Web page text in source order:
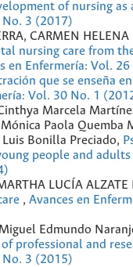
of nursing as
No. 3 (2017)
CARMEN HELENA
nursing care from
en Enfermería: Vol.
que se enseña
Vol. 30 No. 1
Marcela
Paola Quemba
Luis Bonilla Preciado,
people and adults
LUCÍA ALZATE
, Avances en
Edmundo
professional and
No. 3 (2015)